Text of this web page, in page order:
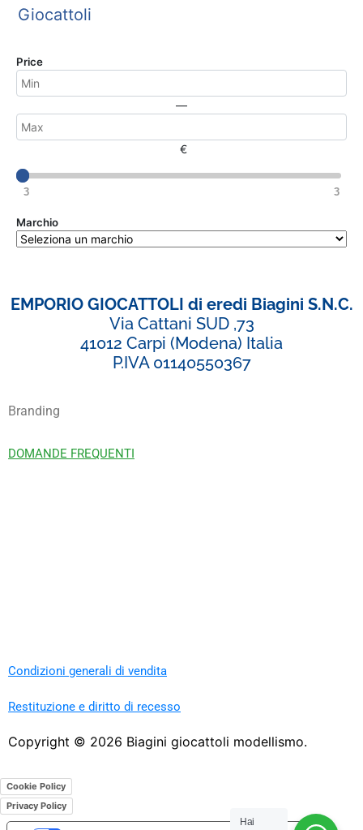
Giocattoli
Price
—
€
3 3
Marchio
EMPORIO GIOCATTOLI di eredi Biagini S.N.C.
Via Cattani SUD ,73
41012 Carpi (Modena) Italia
P.IVA 01140550367
Branding
DOMANDE FREQUENTI
Condizioni generali di vendita
Restituzione e diritto di recesso
Copyright © 2026 Biagini giocattoli modellismo.
Cookie Policy
Privacy Policy
Hai